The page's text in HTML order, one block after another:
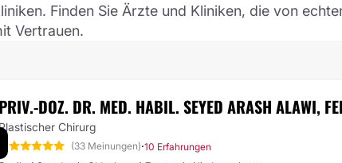
Finden Sie Ärzte und Kliniken, die von
Vertrauen.
PRIV.-DOZ. DR. MED. HABIL. SEYED ARASH ALAWI,
Chirurg
(33 Meinungen)·10 Erfahrungen